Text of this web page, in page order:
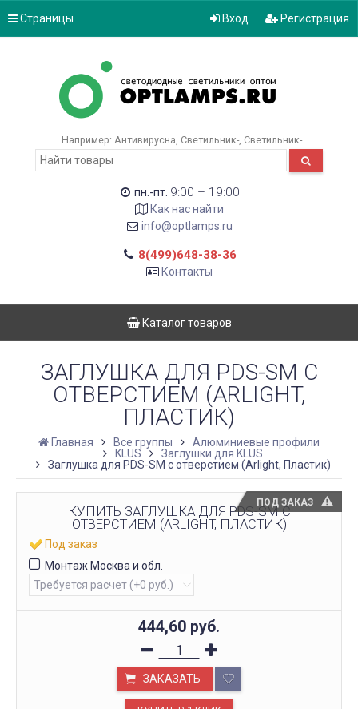
Страницы Вход Регистрация
Например: Антивирусна Светильник- Светильник-
пн.-пт. 9:00 – 19:00
Как нас найти
info@optlamps.ru
8(499)648-38-36
Контакты
Каталог товаров
ЗАГЛУШКА ДЛЯ PDS-SM С
ОТВЕРСТИЕМ (ARLIGHT,
ПЛАСТИК)
Главная Все группы
Алюминиевые профили
KLUS
Заглушки для KLUS
Заглушка для PDS-SM с отверстием (Arlight, Пластик)
ПОД ЗАКАЗ
КУПИТЬ ЗАГЛУШКА ДЛЯ PDS-SM С
ОТВЕРСТИЕМ (ARLIGHT, ПЛАСТИК)
Под заказ
Монтаж Москва и обл.
444,60 руб.
ЗАКАЗАТЬ